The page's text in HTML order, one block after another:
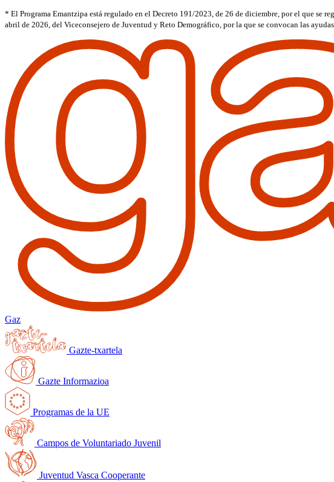
* El Programa Emantzipa está regulado en el Decreto 191/2023, de 26 de diciembre, por el que se
abril de 2026, del Viceconsejero de Juventud y Reto Demográfico, por la que se convocan las
Gaz
Gazte-txartela
Gazte Informazioa
Programas de la UE
Campos de Voluntariado Juvenil
Juventud Vasca Cooperante